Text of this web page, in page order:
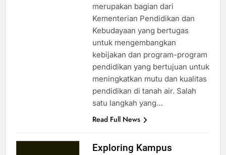
merupakan bagian dari
Kementerian Pendidikan dan
Kebudayaan yang bertugas
untuk mengembangkan
kebijakan dan program-program
pendidikan yang bertujuan untuk
meningkatkan mutu dan kualitas
pendidikan di tanah air. Salah
satu langkah yang…
Read Full News
Exploring Kampus